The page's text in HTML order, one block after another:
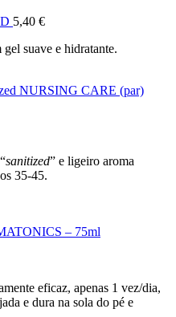
5,40 €
suave e hidratante.
NURSING CARE (par)
sanitized” e ligeiro aroma
35-45.
– 75ml
eficaz, apenas 1 vez/dia,
e dura na sola do pé e